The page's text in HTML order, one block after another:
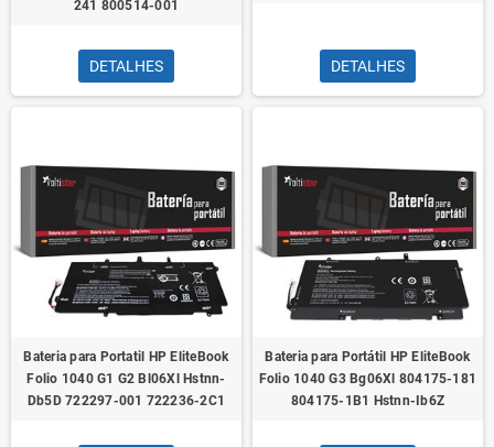
241 800514-001
DETALHES DETALHES
Bateria para Portatil HP EliteBook
Folio 1040 G1 G2 Bl06Xl Hstnn-
Db5D 722297-001 722236-2C1
Bateria para Portátil HP EliteBook
Folio 1040 G3 Bg06Xl 804175-181
804175-1B1 Hstnn-Ib6Z